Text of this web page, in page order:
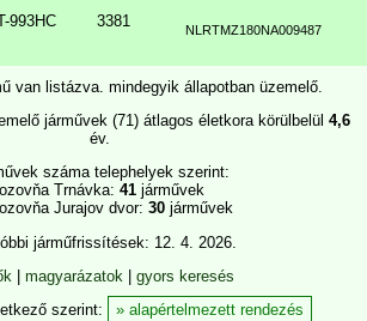
993HC 3381 NLRTMZ180NA009487
van listázva. mindegyik állapotban üzemelő.
járművek (71) átlagos életkora körülbelül 4,6
év.
száma telephelyek szerint:
Trnávka: 41 járművek
Jurajov dvor: 30 járművek
járműfrissítések: 12. 4. 2026.
| magyarázatok| gyors keresés
szerint:
alapértelmezett rendezés